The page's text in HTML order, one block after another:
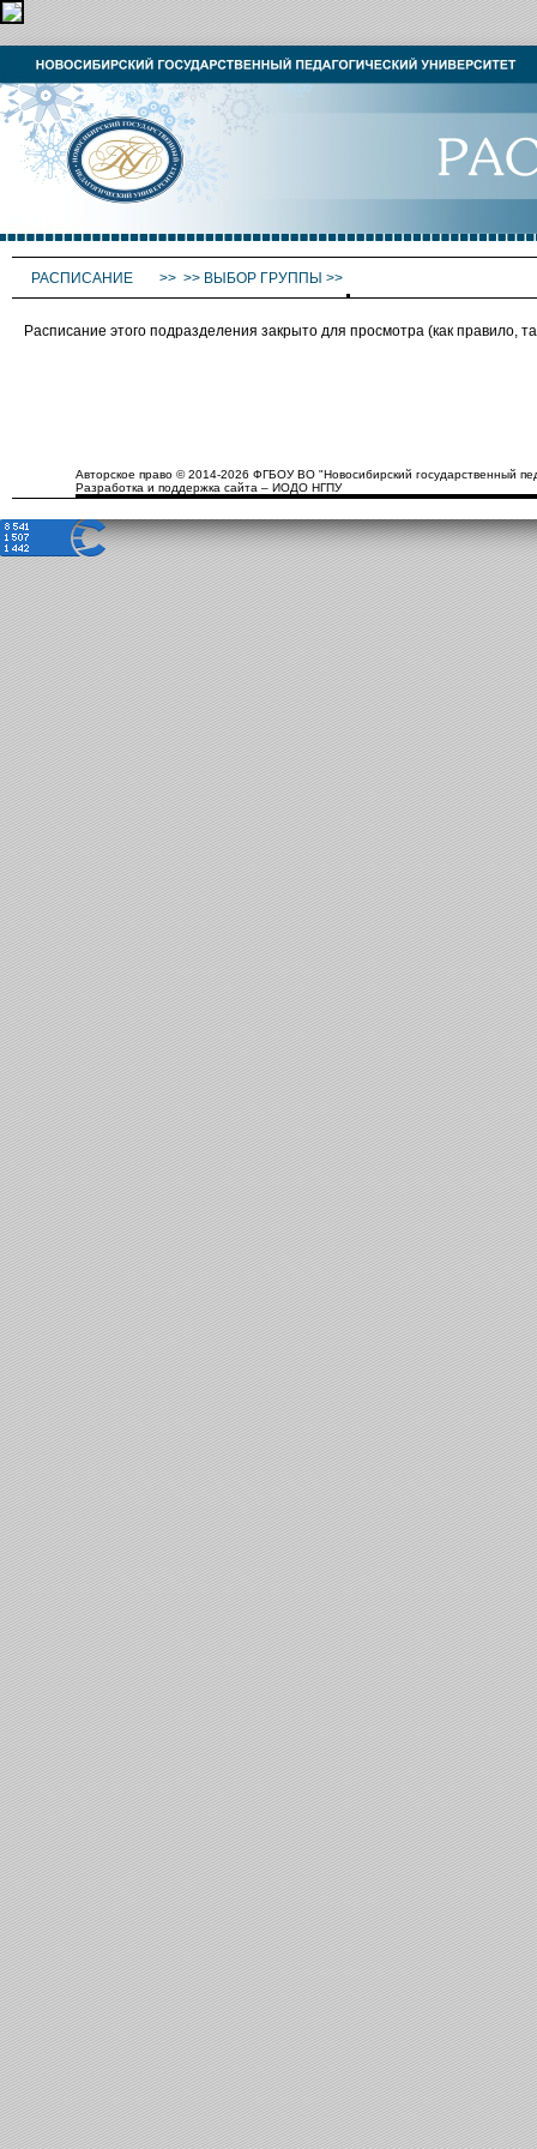
РАСПИСАНИЕ >> >> ВЫБОР ГРУППЫ >>
Расписание этого подразделения закрыто для просмотра (как
Авторское право © 2014-2026 ФГБОУ ВО "Новосибирский государственный
Разработка и поддержка сайта – ИОДО НГПУ